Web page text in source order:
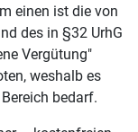
einen ist die von
des in §32 UrhG
Vergütung"
weshalb es
bedarf.